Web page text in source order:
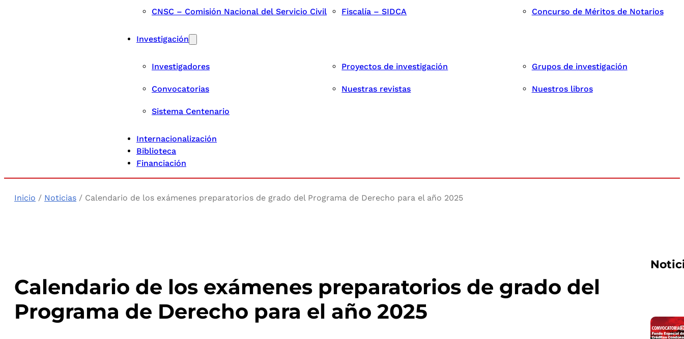
CNSC – Comisión Nacional del Servicio Civil Fiscalía – SIDCA Concurso de Méritos de Notarios
Investigación
Investigadores Proyectos de investigación Grupos de investigación
Convocatorias Nuestras revistas Nuestros libros
Sistema Centenario
Internacionalización
Biblioteca
Financiación
Inicio / Noticias / Calendario de los exámenes preparatorios de grado del Programa de Derecho para el año 2025
Calendario de los exámenes preparatorios de grado del
Programa de Derecho para el año 2025